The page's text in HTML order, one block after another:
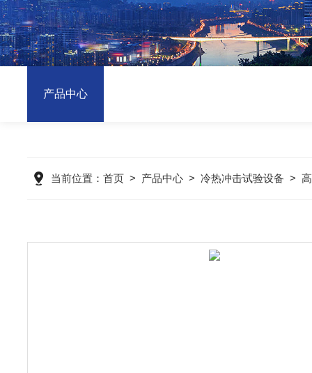
产品中心
当前位置： 首页 > 产品中心 > 冷热冲击试验设备 >